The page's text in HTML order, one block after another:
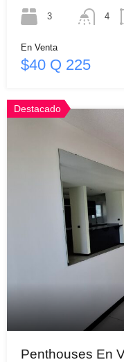
3
4
En Venta
$40 Q 225
Destacado
Penthouses En